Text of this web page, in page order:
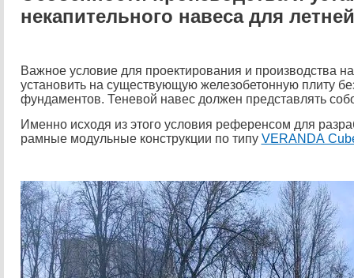
некапительного навеса для
Важное условие для проектирования и производства
установить на существующую железобетонную плиту
фундаментов. Теневой навес должен представлять
Именно исходя из этого условия референсом для
рамные модульные конструкции по типу VERANDA